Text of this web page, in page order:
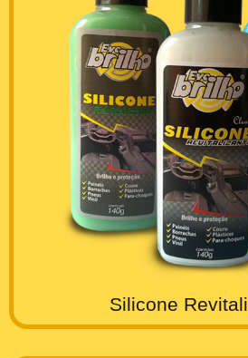
Silicone